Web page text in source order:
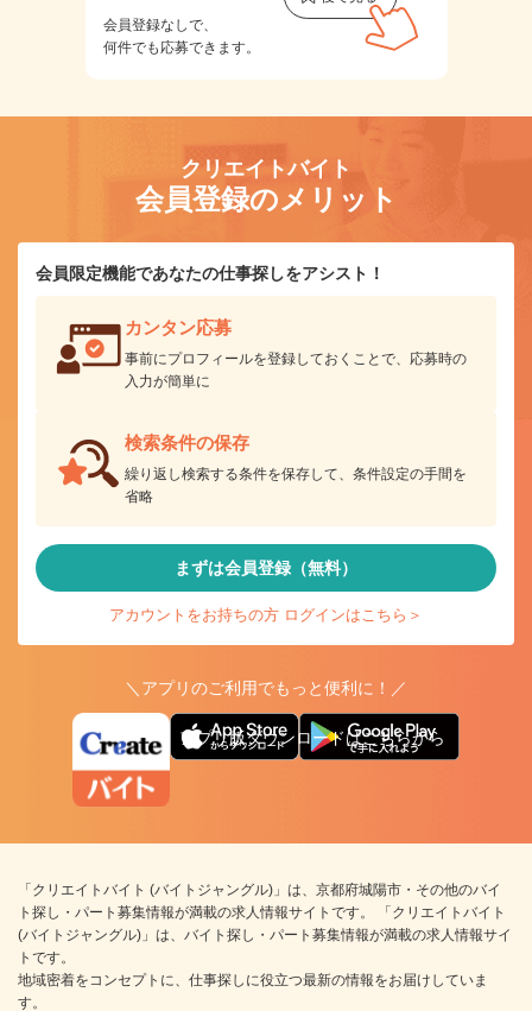
会員登録なしで、
何件でも応募できます。
クリエイトバイト
会員登録のメリット
会員限定機能であなたの仕事探しをアシスト！
カンタン応募
事前にプロフィールを登録しておくことで、応募時の
入力が簡単に
検索条件の保存
繰り返し検索する条件を保存して、条件設定の手間を
省略
まずは会員登録（無料）
アカウントをお持ちの方 ログインはこちら＞
＼アプリのご利用でもっと便利に！／
アプリ版ダウンロードはこちらから
「クリエイトバイト (バイトジャングル)」は、京都府城陽市・その他のバイ
ト探し・パート募集情報が満載の求人情報サイトです。 「クリエイトバイト
(バイトジャングル)」は、バイト探し・パート募集情報が満載の求人情報サイ
トです。
地域密着をコンセプトに、仕事探しに役立つ最新の情報をお届けしていま
す。